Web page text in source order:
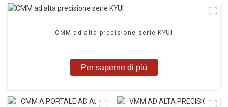
CMM ad alta precisione serie KYUI
Per saperne di più